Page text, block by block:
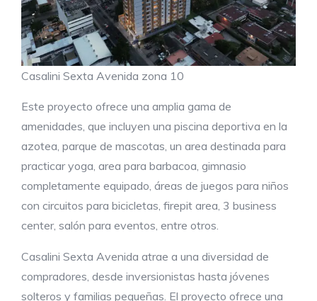
Casalini Sexta Avenida zona 10
Este proyecto ofrece una amplia gama de
amenidades, que incluyen una piscina deportiva en la
azotea, parque de mascotas, un area destinada para
practicar yoga, area para barbacoa, gimnasio
completamente equipado, áreas de juegos para niños
con circuitos para bicicletas, firepit area, 3 business
center, salón para eventos, entre otros.
Casalini Sexta Avenida atrae a una diversidad de
compradores, desde inversionistas hasta jóvenes
solteros y familias pequeñas. El proyecto ofrece una